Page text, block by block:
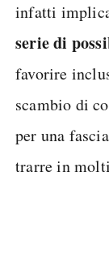
infatti
serie di
favorire
scambio di
per una
trarre in